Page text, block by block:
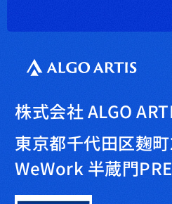
株式会社 ALGO
東京都千代田区麹
WeWork 半蔵門